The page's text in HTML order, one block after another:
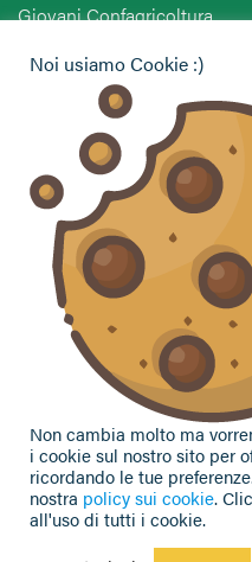
Giovani Confagricoltura
Pensionati Confagricoltura
Hai bisogno di
Vuoi contattarci per ricevere
commento o chiedere
CONTATTACI
Seguici sui social
Privacy Policy|Cookie
Noi usiamo Cookie :)
Non cambia molto ma
i cookie sul nostro sito per
ricordando le tue
nostra policy sui cookie.
all'uso di tutti i cookie.